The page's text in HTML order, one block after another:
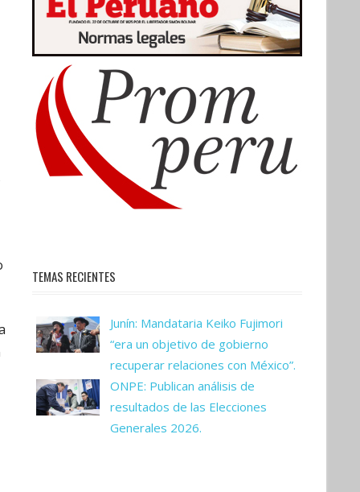
TEMAS RECIENTES
Junín: Mandataria Keiko Fujimori
“era un objetivo de gobierno
recuperar relaciones con México”.
ONPE: Publican análisis de
resultados de las Elecciones
Generales 2026.